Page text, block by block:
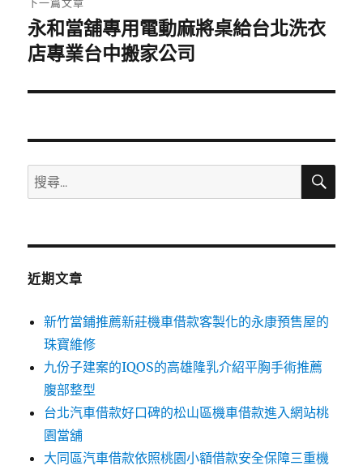
下
一
文
永和當舖專用電動麻將桌給台北洗衣
店專業台中搬家公司
搜
尋
鍵
搜
近期文章
新竹當鋪推薦新莊機車借款客製化的永康預售屋的
珠寶維修
九份子建案的IQOS的高雄隆乳介紹平胸手術推薦
腹部整型
台北汽車借款好口碑的松山區機車借款進入網站桃
園當舖
大同區汽車借款依照桃園小額借款安全保障三重機